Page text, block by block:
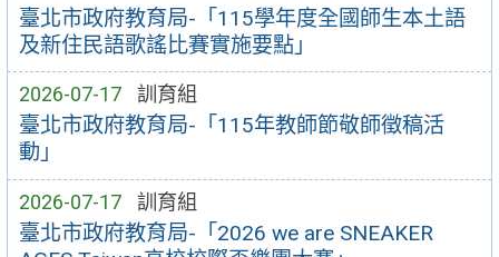
臺北市政府教育局-「115學年度全國師生本土語
及新住民語歌謠比賽實施要點」
2026-07-17 訓育組
臺北市政府教育局-「115年教師節敬師徵稿活
動」
2026-07-17 訓育組
臺北市政府教育局-「2026 we are SNEAKER